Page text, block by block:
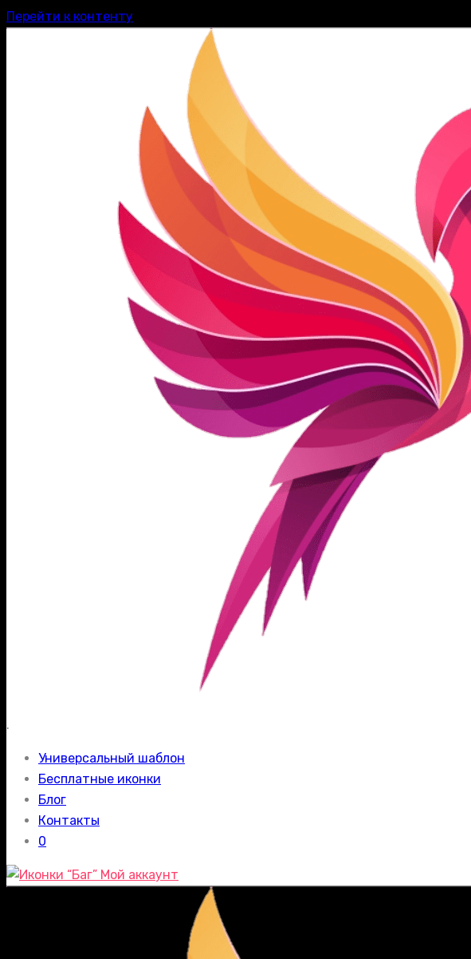
Перейти к контенту
.
Универсальный шаблон
Бесплатные иконки
Блог
Контакты
0
Мой аккаунт